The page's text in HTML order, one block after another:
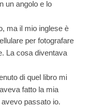
un angolo e lo
ma il mio inglese è
per fotografare
La cosa diventava
di quel libro mi
fatto la mia
passato io.